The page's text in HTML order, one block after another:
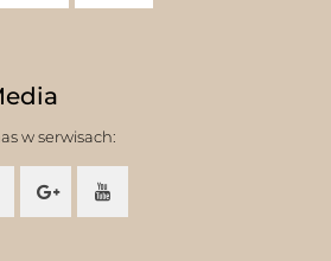
w serwisach: